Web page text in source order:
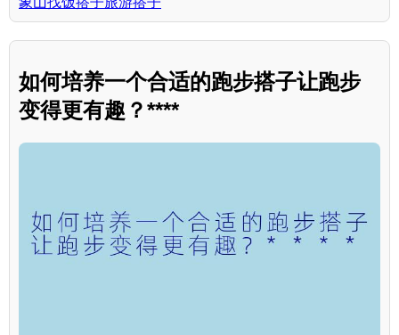
如何培养一个合适的跑步搭子让跑步
变得更有趣？****